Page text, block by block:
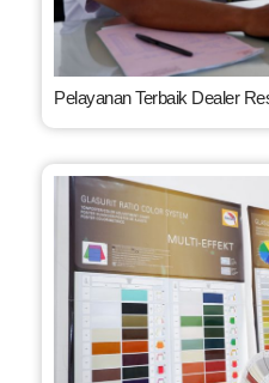
Pelayanan Terbaik Dealer